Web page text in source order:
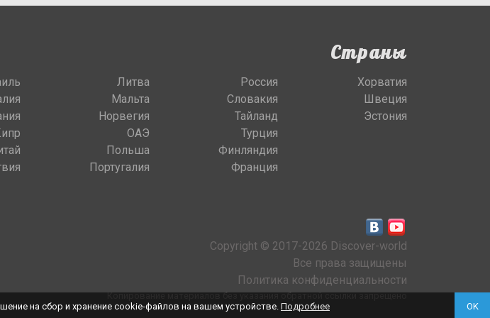
Страны
Литва
Мальта
Норвегия
ОАЭ
Польша
Португалия
Россия
Словакия
Тайланд
Турция
Финляндия
Франция
Хорватия
Швеция
Эстония
Copyright © 2017-2026 Discover-world
Все права защищены
Политика конфиденциальности
Копирование материалов без указания обратной ссылки запрещено
на сбор и хранение cookie-файлов на вашем устройстве. Подробнее OK